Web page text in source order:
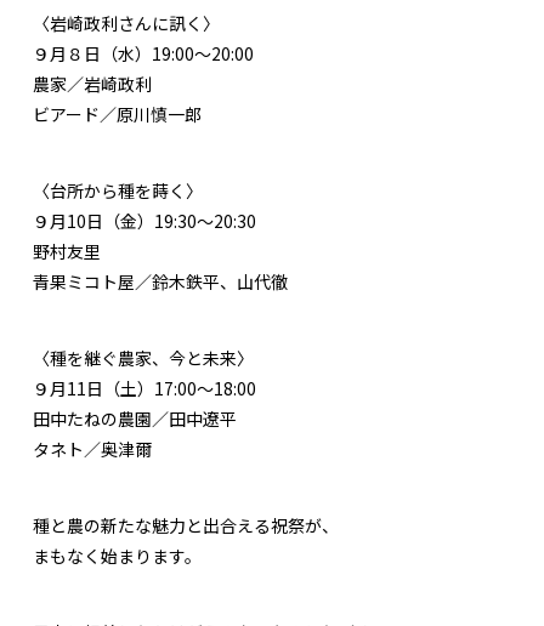
〈岩崎政利さんに訊く〉
９月８日（水）19:00〜20:00
農家／岩崎政利
ビアード／原川慎一郎
〈台所から種を蒔く〉
９月10日（金）19:30〜20:30
野村友里
青果ミコト屋／鈴木鉄平、山代徹
〈種を継ぐ農家、今と未来〉
９月11日（土）17:00〜18:00
田中たねの農園／田中遼平
タネト／奥津爾
種と農の新たな魅力と出合える祝祭が、
まもなく始まります。